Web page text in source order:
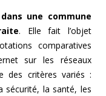
une commune
. Elle fait l’objet
comparatives
sur les réseaux
des critères variés :
sécurité, la santé, les